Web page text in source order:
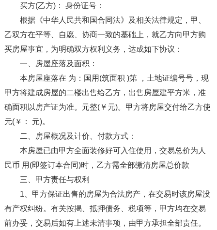
买方(乙方)： 身份证号：
根据《中华人民共和国合同法》及相关法律规定，甲、
乙双方在平等、自愿、协商一致的基础上，就乙方向甲方购
买房屋事宜，为明确双方权利义务，达成如下协议：
一、房屋座落及面积：
本房屋座落在 为：国用(筑面积 )第 ，土地证编号号，现
甲方将建成房屋的二楼出售给乙方，出售房屋建平方米，准
确面积以房产证为准。元整(￥元)。甲方将房屋交付给乙方使
元(￥： 元)。
二、房屋概况及计价、付款方式：
本房屋已由甲方全面装修好可入住使用，交易总价为人
民币 用(即签订本合同)时，乙方需全部缴清房屋总价款
三、甲方责任与权利
1、甲方保证出售的房屋为合法房产，在交易时该房屋没
有产权纠纷。有关按揭、抵押债务、税项等，甲方均在交易
前办妥，交易后如有上述未清事项，由甲方承担全部责任。